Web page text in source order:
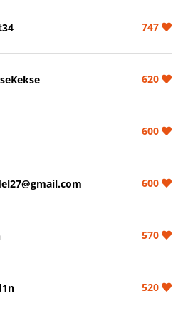
747
620
600
600
570
520